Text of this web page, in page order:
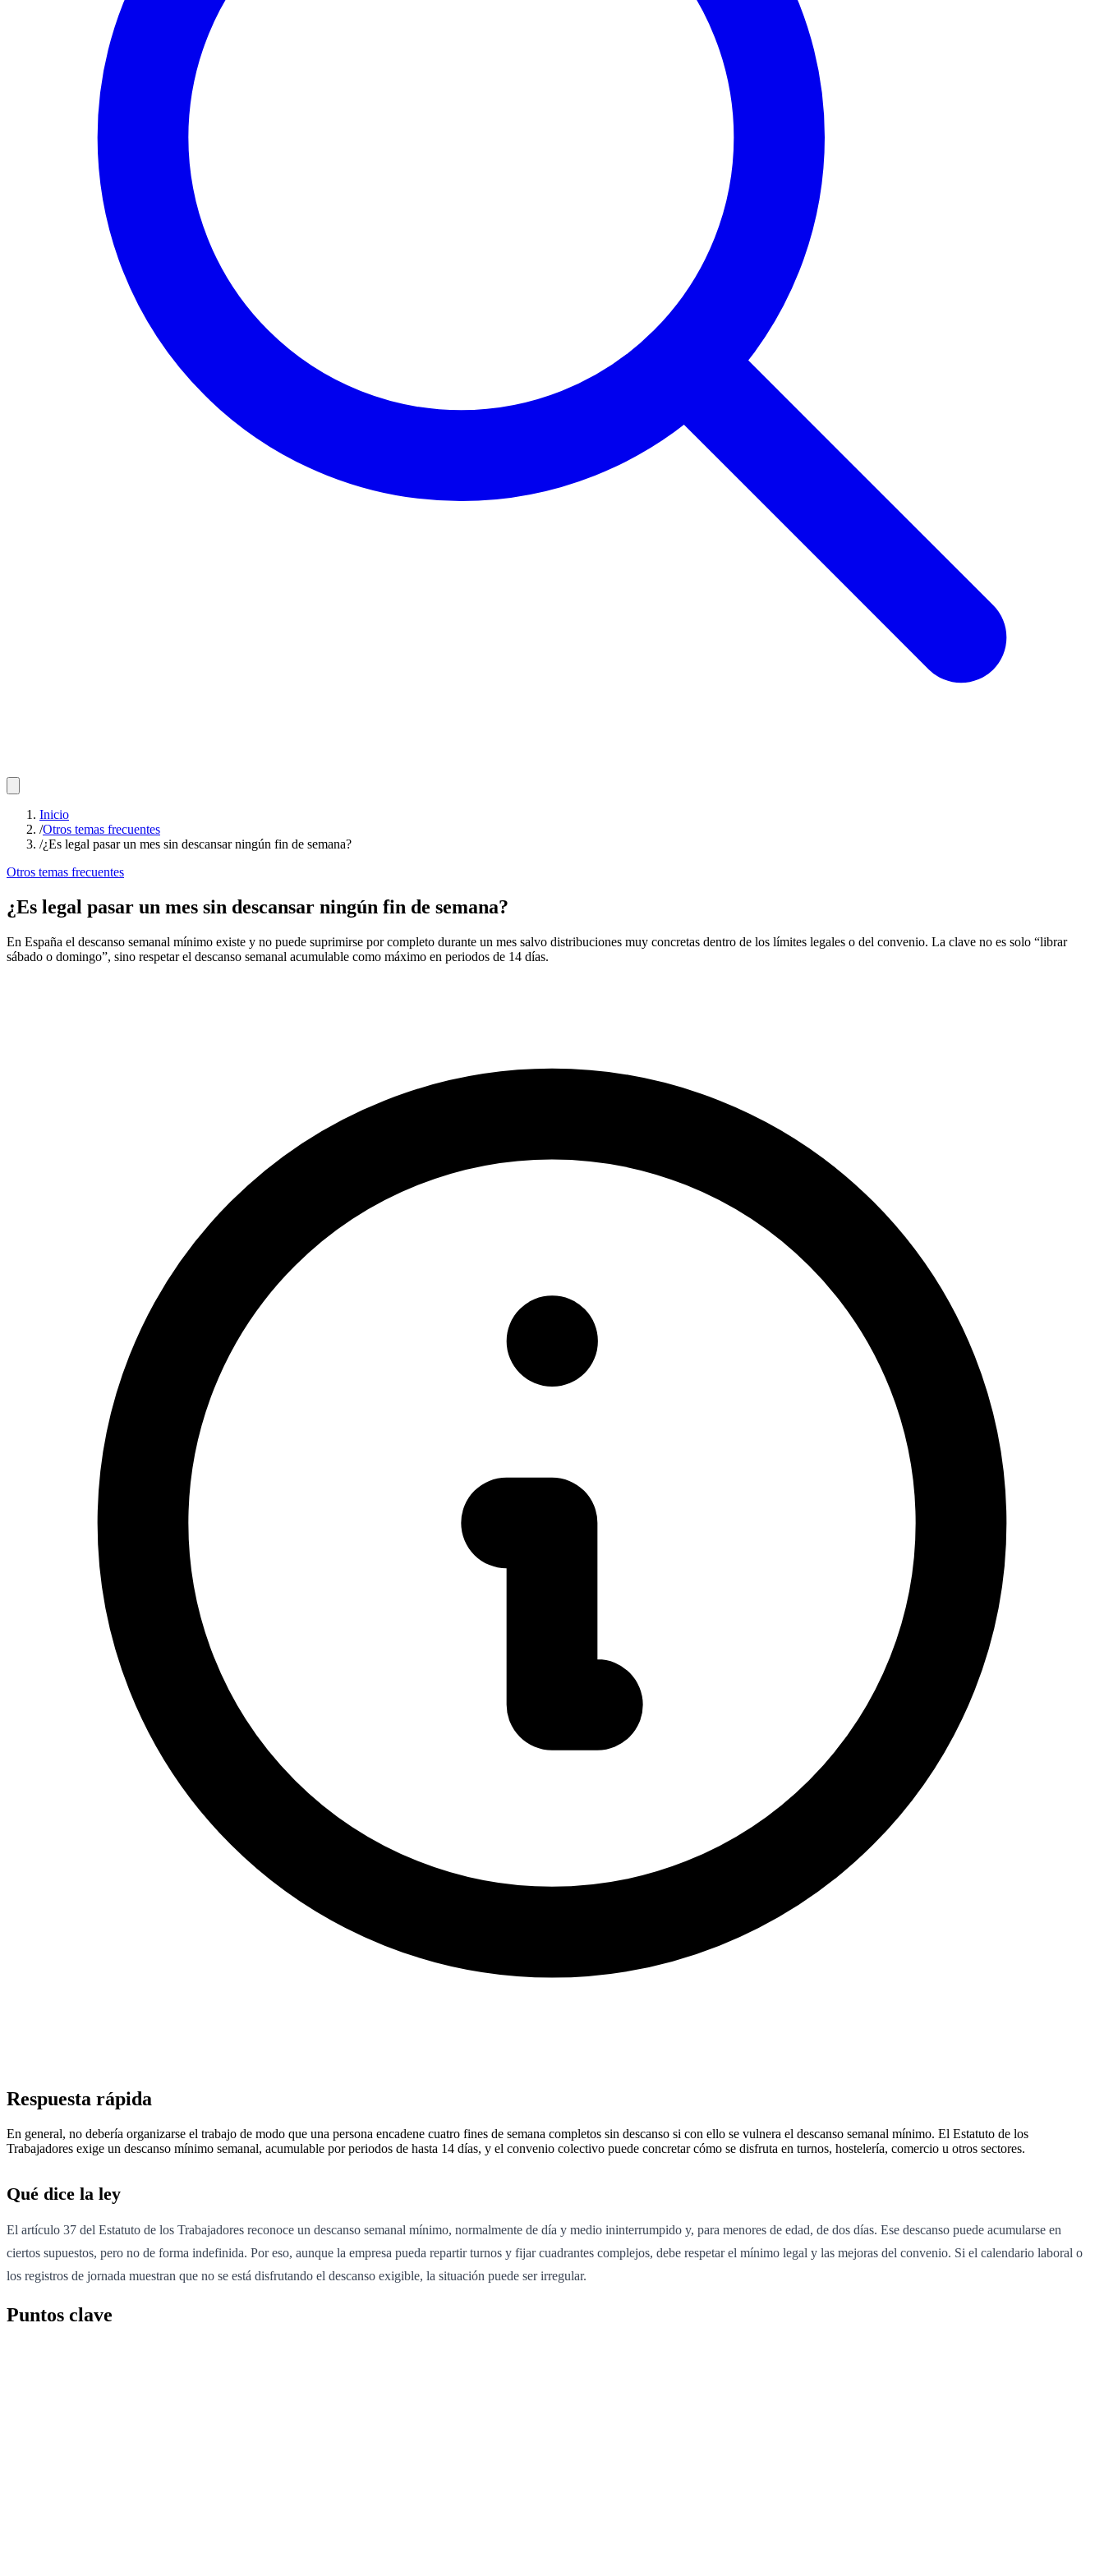
Inicio
/Otros temas frecuentes
/¿Es legal pasar un mes sin descansar ningún fin de semana?
Otros temas frecuentes
¿Es legal pasar un mes sin descansar ningún fin de semana?
En España el descanso semanal mínimo existe y no puede suprimirse por completo durante un mes salvo distribuciones muy concretas dentro de los límites legales o del convenio. La clave no es solo “librar
sábado o domingo”, sino respetar el descanso semanal acumulable como máximo en periodos de 14 días.
Respuesta rápida
En general, no debería organizarse el trabajo de modo que una persona encadene cuatro fines de semana completos sin descanso si con ello se vulnera el descanso semanal mínimo. El Estatuto de los
Trabajadores exige un descanso mínimo semanal, acumulable por periodos de hasta 14 días, y el convenio colectivo puede concretar cómo se disfruta en turnos, hostelería, comercio u otros sectores.
Qué dice la ley
El artículo 37 del Estatuto de los Trabajadores reconoce un descanso semanal mínimo, normalmente de día y medio ininterrumpido y, para menores de edad, de dos días. Ese descanso puede acumularse en
ciertos supuestos, pero no de forma indefinida. Por eso, aunque la empresa pueda repartir turnos y fijar cuadrantes complejos, debe respetar el mínimo legal y las mejoras del convenio. Si el calendario laboral o
los registros de jornada muestran que no se está disfrutando el descanso exigible, la situación puede ser irregular.
Puntos clave